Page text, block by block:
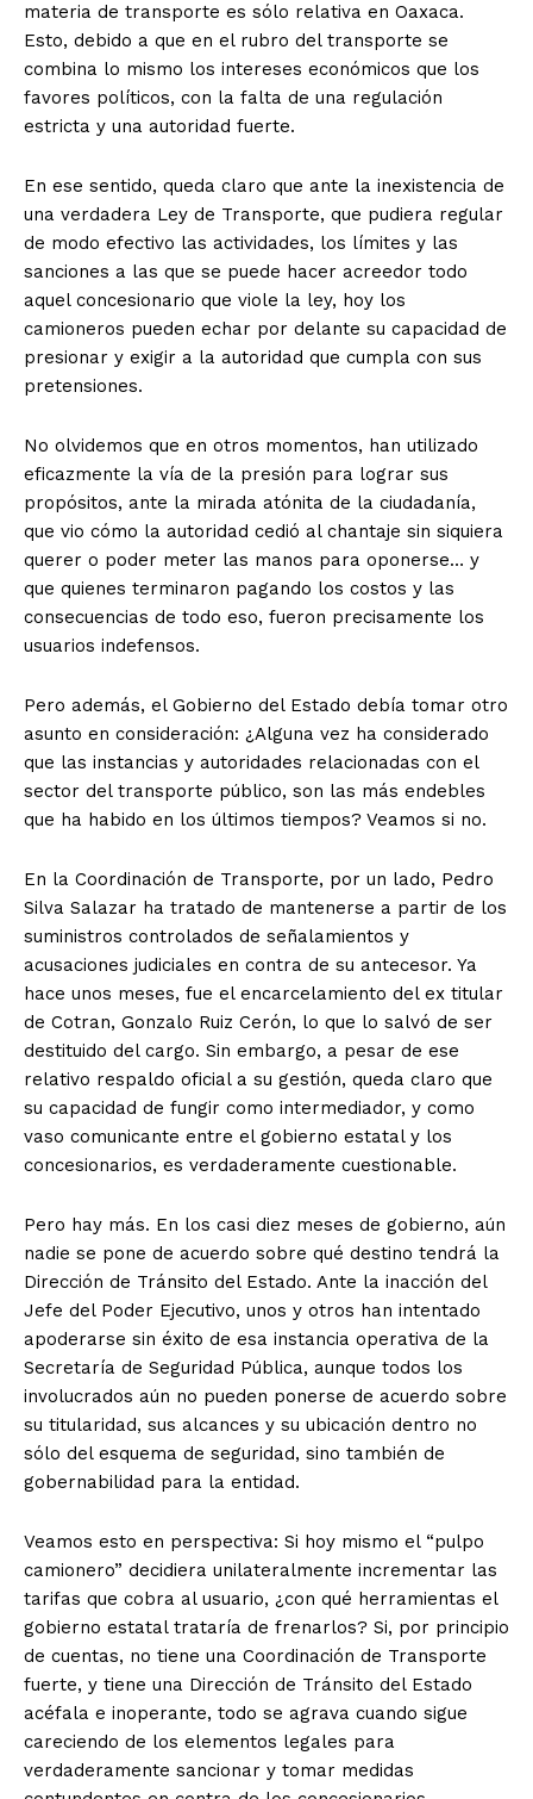
materia de transporte es sólo relativa en Oaxaca.
Esto, debido a que en el rubro del transporte se
combina lo mismo los intereses económicos que los
favores políticos, con la falta de una regulación
estricta y una autoridad fuerte.
En ese sentido, queda claro que ante la inexistencia de
una verdadera Ley de Transporte, que pudiera regular
de modo efectivo las actividades, los límites y las
sanciones a las que se puede hacer acreedor todo
aquel concesionario que viole la ley, hoy los
camioneros pueden echar por delante su capacidad de
presionar y exigir a la autoridad que cumpla con sus
pretensiones.
No olvidemos que en otros momentos, han utilizado
eficazmente la vía de la presión para lograr sus
propósitos, ante la mirada atónita de la ciudadanía,
que vio cómo la autoridad cedió al chantaje sin siquiera
querer o poder meter las manos para oponerse… y
que quienes terminaron pagando los costos y las
consecuencias de todo eso, fueron precisamente los
usuarios indefensos.
Pero además, el Gobierno del Estado debía tomar otro
asunto en consideración: ¿Alguna vez ha considerado
que las instancias y autoridades relacionadas con el
sector del transporte público, son las más endebles
que ha habido en los últimos tiempos? Veamos si no.
En la Coordinación de Transporte, por un lado, Pedro
Silva Salazar ha tratado de mantenerse a partir de los
suministros controlados de señalamientos y
acusaciones judiciales en contra de su antecesor. Ya
hace unos meses, fue el encarcelamiento del ex titular
de Cotran, Gonzalo Ruiz Cerón, lo que lo salvó de ser
destituido del cargo. Sin embargo, a pesar de ese
relativo respaldo oficial a su gestión, queda claro que
su capacidad de fungir como intermediador, y como
vaso comunicante entre el gobierno estatal y los
concesionarios, es verdaderamente cuestionable.
Pero hay más. En los casi diez meses de gobierno, aún
nadie se pone de acuerdo sobre qué destino tendrá la
Dirección de Tránsito del Estado. Ante la inacción del
Jefe del Poder Ejecutivo, unos y otros han intentado
apoderarse sin éxito de esa instancia operativa de la
Secretaría de Seguridad Pública, aunque todos los
involucrados aún no pueden ponerse de acuerdo sobre
su titularidad, sus alcances y su ubicación dentro no
sólo del esquema de seguridad, sino también de
gobernabilidad para la entidad.
Veamos esto en perspectiva: Si hoy mismo el “pulpo
camionero” decidiera unilateralmente incrementar las
tarifas que cobra al usuario, ¿con qué herramientas el
gobierno estatal trataría de frenarlos? Si, por principio
de cuentas, no tiene una Coordinación de Transporte
fuerte, y tiene una Dirección de Tránsito del Estado
acéfala e inoperante, todo se agrava cuando sigue
careciendo de los elementos legales para
verdaderamente sancionar y tomar medidas